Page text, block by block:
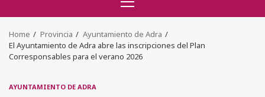
Primary
Menu
Home Provincia
Ayuntamiento de Adra
El Ayuntamiento de Adra abre las inscripciones del Plan
Corresponsables para el verano 2026
AYUNTAMIENTO DE ADRA